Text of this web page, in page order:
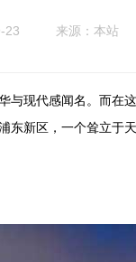
23 来源：本站
与现代感闻名。而在
东新区，一个耸立